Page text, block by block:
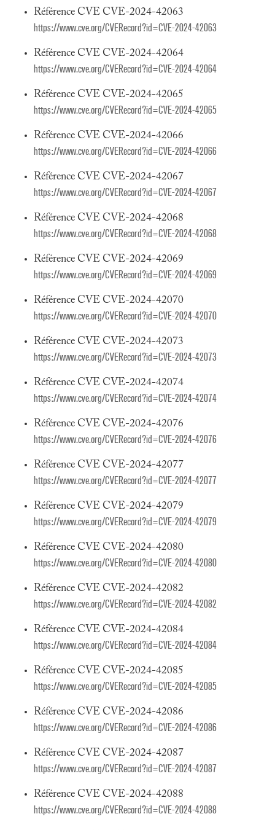
Référence CVE CVE-2024-42063
https://www.cve.org/CVERecord?id=CVE-2024-42063
Référence CVE CVE-2024-42064
https://www.cve.org/CVERecord?id=CVE-2024-42064
Référence CVE CVE-2024-42065
https://www.cve.org/CVERecord?id=CVE-2024-42065
Référence CVE CVE-2024-42066
https://www.cve.org/CVERecord?id=CVE-2024-42066
Référence CVE CVE-2024-42067
https://www.cve.org/CVERecord?id=CVE-2024-42067
Référence CVE CVE-2024-42068
https://www.cve.org/CVERecord?id=CVE-2024-42068
Référence CVE CVE-2024-42069
https://www.cve.org/CVERecord?id=CVE-2024-42069
Référence CVE CVE-2024-42070
https://www.cve.org/CVERecord?id=CVE-2024-42070
Référence CVE CVE-2024-42073
https://www.cve.org/CVERecord?id=CVE-2024-42073
Référence CVE CVE-2024-42074
https://www.cve.org/CVERecord?id=CVE-2024-42074
Référence CVE CVE-2024-42076
https://www.cve.org/CVERecord?id=CVE-2024-42076
Référence CVE CVE-2024-42077
https://www.cve.org/CVERecord?id=CVE-2024-42077
Référence CVE CVE-2024-42079
https://www.cve.org/CVERecord?id=CVE-2024-42079
Référence CVE CVE-2024-42080
https://www.cve.org/CVERecord?id=CVE-2024-42080
Référence CVE CVE-2024-42082
https://www.cve.org/CVERecord?id=CVE-2024-42082
Référence CVE CVE-2024-42084
https://www.cve.org/CVERecord?id=CVE-2024-42084
Référence CVE CVE-2024-42085
https://www.cve.org/CVERecord?id=CVE-2024-42085
Référence CVE CVE-2024-42086
https://www.cve.org/CVERecord?id=CVE-2024-42086
Référence CVE CVE-2024-42087
https://www.cve.org/CVERecord?id=CVE-2024-42087
Référence CVE CVE-2024-42088
https://www.cve.org/CVERecord?id=CVE-2024-42088